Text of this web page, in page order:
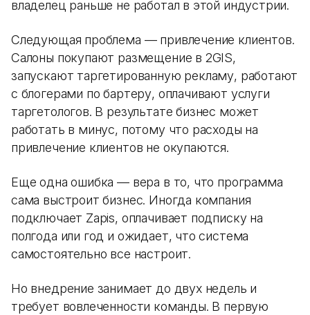
владелец раньше не работал в этой индустрии.
Следующая проблема — привлечение клиентов.
Салоны покупают размещение в 2GIS,
запускают таргетированную рекламу, работают
с блогерами по бартеру, оплачивают услуги
таргетологов. В результате бизнес может
работать в минус, потому что расходы на
привлечение клиентов не окупаются.
Еще одна ошибка — вера в то, что программа
сама выстроит бизнес. Иногда компания
подключает Zapis, оплачивает подписку на
полгода или год и ожидает, что система
самостоятельно все настроит.
Но внедрение занимает до двух недель и
требует вовлеченности команды. В первую